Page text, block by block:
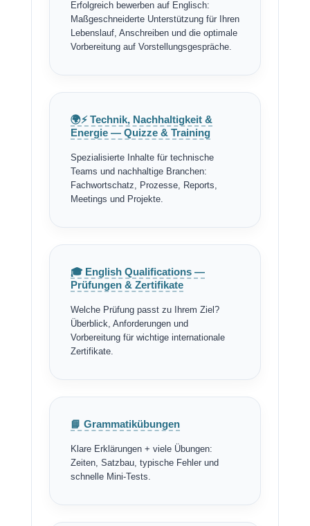
Erfolgreich bewerben auf Englisch:
Maßgeschneiderte Unterstützung für Ihren
Lebenslauf, Anschreiben und die optimale
Vorbereitung auf Vorstellungsgespräche.
🌍⚡ Technik, Nachhaltigkeit &
Energie — Quizze & Training
Spezialisierte Inhalte für technische
Teams und nachhaltige Branchen:
Fachwortschatz, Prozesse, Reports,
Meetings und Projekte.
🎓 English Qualifications —
Prüfungen & Zertifikate
Welche Prüfung passt zu Ihrem Ziel?
Überblick, Anforderungen und
Vorbereitung für wichtige internationale
Zertifikate.
📘 Grammatikübungen
Klare Erklärungen + viele Übungen:
Zeiten, Satzbau, typische Fehler und
schnelle Mini-Tests.